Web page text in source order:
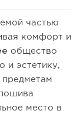
частью
комфорт и
общество
и эстетику,
предметам
место в